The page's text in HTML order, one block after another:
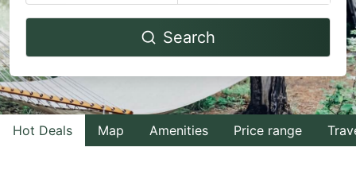
Navigate
to
interact
with
the
Navigate
to
interact
with
the
Search
Hot Deals Map Amenities Price range